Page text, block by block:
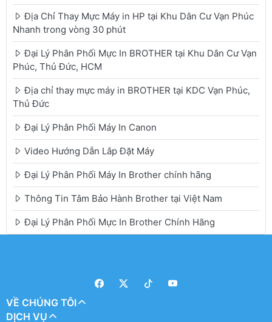
Địa Chỉ Thay Mực Máy in HP tại Khu Dân Cư Vạn Phúc
Nhanh trong vòng 30 phút
Đại Lý Phân Phối Mực In BROTHER tại Khu Dân Cư Vạn
Phúc, Thủ Đức, HCM
Địa chỉ thay mực máy in BROTHER tại KDC Vạn Phúc,
Thủ Đức
Đại Lý Phân Phối Máy In Canon
Video Hướng Dẫn Lắp Đặt Máy
Đại Lý Phân Phối Máy In Brother chính hãng
Thông Tin Tâm Bảo Hành Brother tại Việt Nam
Đại Lý Phân Phối Mực In Brother Chính Hãng
VỀ CHÚNG TÔI
DỊCH VỤ